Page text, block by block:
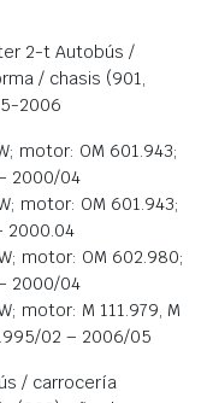
2-t Autobús /
/ chasis (901,
2006
motor: OM 601.943;
2000/04
motor: OM 601.943;
2000.04
motor: OM 602.980;
2000/04
motor: M 111.979, M
02 – 2006/05
/ carrocería